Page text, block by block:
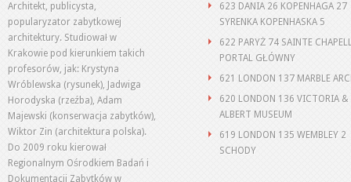
Architekt, publicysta,
popularyzator zabytkowej
architektury. Studiował w
Krakowie pod kierunkiem takich
profesorów, jak: Krystyna
Wróblewska (rysunek), Jadwiga
Horodyska (rzeźba), Adam
Majewski (konserwacja zabytków),
Wiktor Zin (architektura polska).
Do 2009 roku kierował
Regionalnym Ośrodkiem Badań i
Dokumentacji Zabytków w
623 DANIA 26 KOPENHAGA 27
SYRENKA KOPENHASKA 5
622 PARYŻ 74 SAINTE
PORTAL GŁÓWNY
621 LONDON 137 MARBLE
620 LONDON 136 VICTORIA &
ALBERT MUSEUM
619 LONDON 135 WEMBLEY 2
SCHODY